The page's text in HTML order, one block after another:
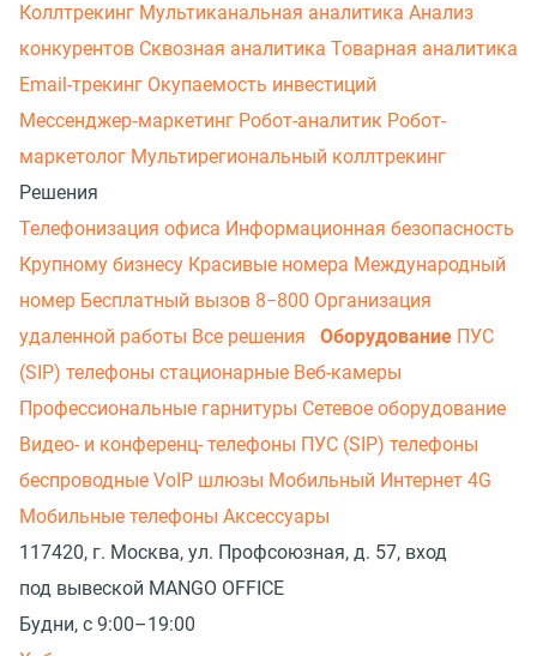
Коллтрекинг Мультиканальная аналитика Анализ
конкурентов Сквозная аналитика Товарная аналитика
Email-трекинг Окупаемость инвестиций
Мессенджер‑маркетинг Робот-аналитик Робот-
маркетолог Мультирегиональный коллтрекинг
Решения
Телефонизация офиса Информационная безопасность
Крупному бизнесу Красивые номера Международный
номер Бесплатный вызов 8−800 Организация
удаленной работы Все решения Оборудование ПУС
(SIP) телефоны стационарные Веб-камеры
Профессиональные гарнитуры Сетевое оборудование
Видео- и конференц- телефоны ПУС (SIP) телефоны
беспроводные VoIP шлюзы Мобильный Интернет 4G
Мобильные телефоны Аксессуары
117420, г. Москва, ул. Профсоюзная, д. 57, вход
под вывеской MANGO OFFICE
Будни, с 9:00–19:00